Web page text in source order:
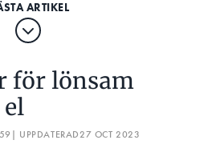
den el som förbrukas via
SKÄRPTA
menar vi
för lönsam
| UPPDATERAD27 OCT 2023